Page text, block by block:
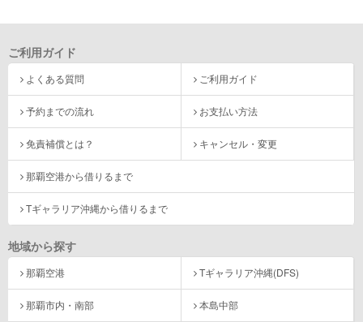
ご利用ガイド
よくある質問 ご利用ガイド
予約までの流れ お支払い方法
免責補償とは？ キャンセル・変更
那覇空港から借りるまで
Tギャラリア沖縄から借りるまで
地域から探す
那覇空港 Tギャラリア沖縄(DFS)
那覇市内・南部 本島中部